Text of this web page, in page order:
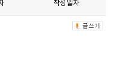
작성일자